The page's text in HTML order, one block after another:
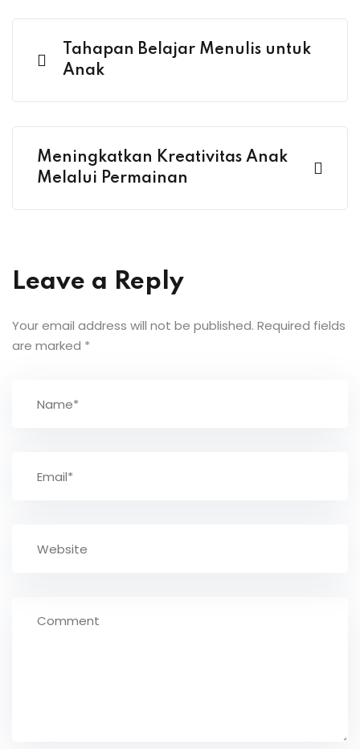
Tahapan Belajar Menulis untuk
Anak
Meningkatkan Kreativitas Anak
Melalui Permainan
Leave a Reply
Your email address will not be published. Required fields
are marked *